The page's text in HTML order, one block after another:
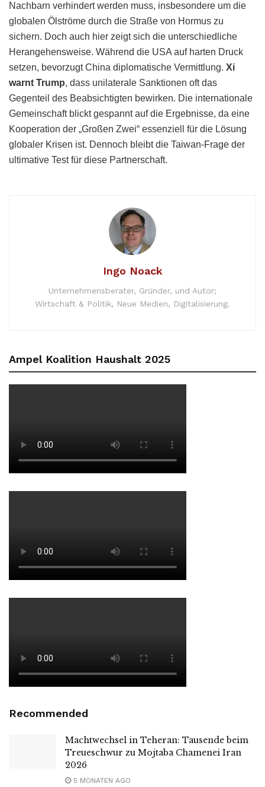
Nachbarn verhindert werden muss, insbesondere um die
globalen Ölströme durch die Straße von Hormus zu
sichern. Doch auch hier zeigt sich die unterschiedliche
Herangehensweise. Während die USA auf harten Druck
setzen, bevorzugt China diplomatische Vermittlung. Xi
warnt Trump, dass unilaterale Sanktionen oft das
Gegenteil des Beabsichtigten bewirken. Die internationale
Gemeinschaft blickt gespannt auf die Ergebnisse, da eine
Kooperation der „Großen Zwei“ essenziell für die Lösung
globaler Krisen ist. Dennoch bleibt die Taiwan-Frage der
ultimative Test für diese Partnerschaft.
Ingo Noack
Unternehmensberater, Gründer, und Autor;
Wirtschaft & Politik, Neue Medien, Digitalisierung.
Ampel Koalition Haushalt 2025
Recommended
Machtwechsel in Teheran: Tausende beim
Treueschwur zu Mojtaba Chamenei Iran
2026
5 MONATEN AGO